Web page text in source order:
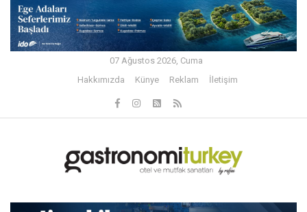
07 Ağustos 2026, Cuma
Hakkımızda
Künye Reklam İletişim